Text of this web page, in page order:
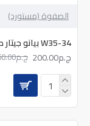
الصفوة (مستورد)
W35-34 بيانو جيتار صغير
ج.م200.00
ج.م250.00